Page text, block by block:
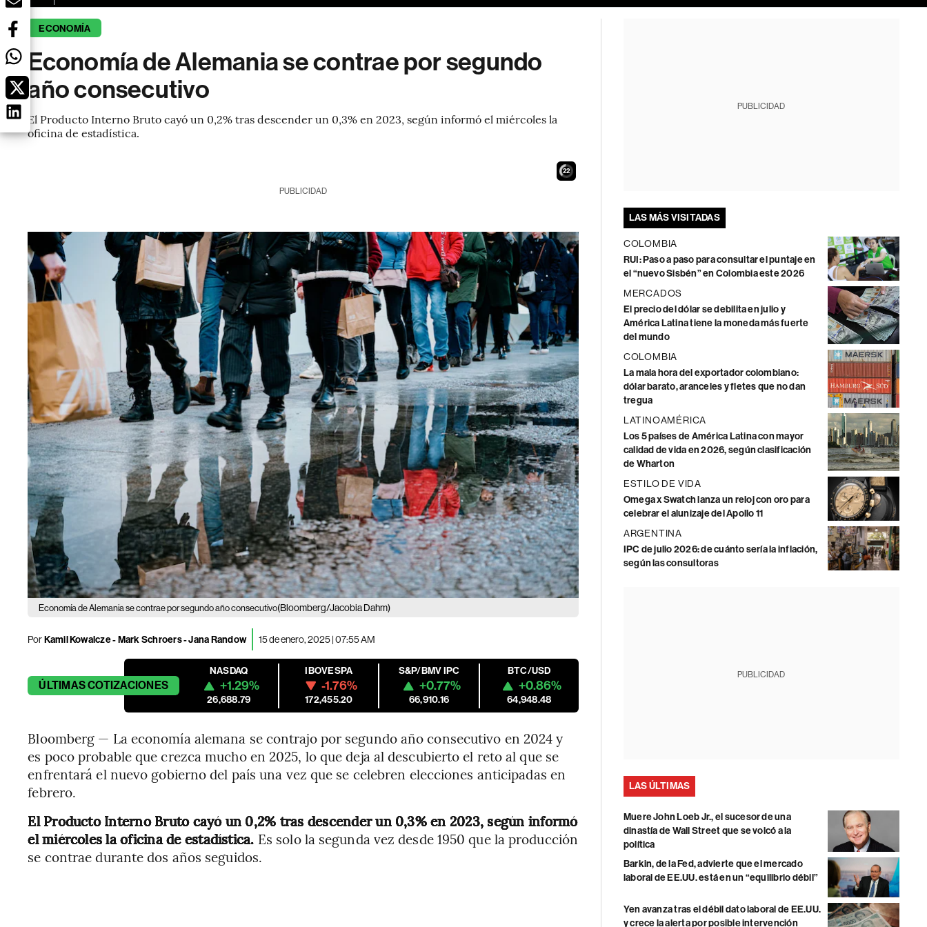
ECONOMÍA
Economía de Alemania se contrae por segundo
año consecutivo
El Producto Interno Bruto cayó un 0,2% tras descender un 0,3% en 2023, según informó el miércoles la
oficina de estadística.
21
PUBLICIDAD
Economía de Alemania se contrae por segundo año consecutivo(Bloomberg/Jacobia Dahm)
PorKamil Kowalcze - Mark Schroers - Jana Randow 15 de enero, 2025 | 07:55 AM
ÚLTIMASCOTIZACIONES
NASDAQ
+1.29%
26,688.79
IBOVESPA
-1.76%
172,455.20
S&P/BMV IPC
+0.77%
66,910.16
BTC/USD
+0.86%
64,948.48
Bloomberg — La economía alemana se contrajo por segundo año consecutivo en 2024 y
es poco probable que crezca mucho en 2025, lo que deja al descubierto el reto al que se
enfrentará el nuevo gobierno del país una vez que se celebren elecciones anticipadas en
febrero.
El Producto Interno Bruto cayó un 0,2% tras descender un 0,3% en 2023, según informó
el miércoles la oficina de estadística. Es solo la segunda vez desde 1950 que la producción
se contrae durante dos años seguidos.
PUBLICIDAD
LAS MÁS VISITADAS
COLOMBIA
RUI: Paso a paso para consultar el puntaje en
el “nuevo Sisbén” en Colombia este 2026
MERCADOS
El precio del dólar se debilita en julio y
América Latina tiene la moneda más fuerte
del mundo
COLOMBIA
La mala hora del exportador colombiano:
dólar barato, aranceles y fletes que no dan
tregua
LATINOAMÉRICA
Los 5 países de América Latina con mayor
calidad de vida en 2026, según clasificación
de Wharton
ESTILO DE VIDA
Omega x Swatch lanza un reloj con oro para
celebrar el alunizaje del Apollo 11
ARGENTINA
IPC de julio 2026: de cuánto sería la inflación,
según las consultoras
PUBLICIDAD
LAS ÚLTIMAS
Muere John Loeb Jr., el sucesor de una
dinastía de Wall Street que se volcó a la
política
Barkin, de la Fed, advierte que el mercado
laboral de EE.UU. está en un “equilibrio débil”
Yen avanza tras el débil dato laboral de EE.UU.
y crece la alerta por posible intervención